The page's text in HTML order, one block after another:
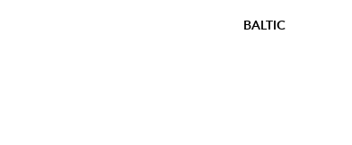
BALTIC